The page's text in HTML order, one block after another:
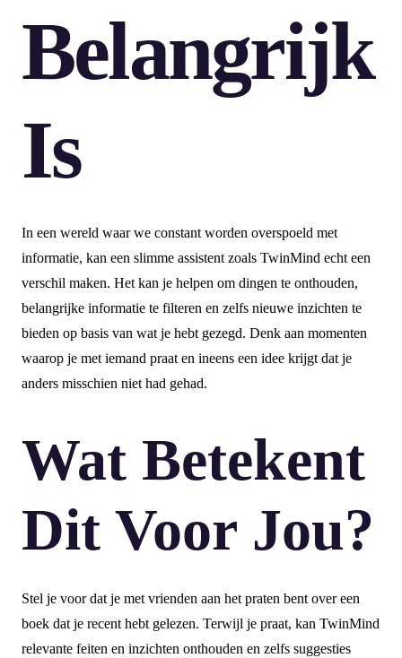
Belangrijk
Is
In een wereld waar we constant worden overspoeld met
informatie, kan een slimme assistent zoals TwinMind echt een
verschil maken. Het kan je helpen om dingen te onthouden,
belangrijke informatie te filteren en zelfs nieuwe inzichten te
bieden op basis van wat je hebt gezegd. Denk aan momenten
waarop je met iemand praat en ineens een idee krijgt dat je
anders misschien niet had gehad.
Wat Betekent
Dit Voor Jou?
Stel je voor dat je met vrienden aan het praten bent over een
boek dat je recent hebt gelezen. Terwijl je praat, kan TwinMind
relevante feiten en inzichten onthouden en zelfs suggesties